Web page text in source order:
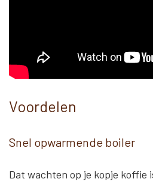
Voordelen
Snel opwarmende boiler
Dat wachten op je kopje koffie